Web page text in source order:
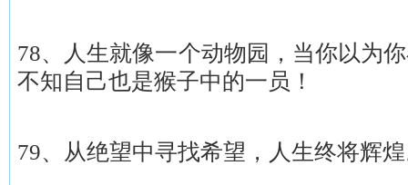
78、人生就像一个动物园，当你以为
不知自己也是猴子中的一员！
79、从绝望中寻找希望，人生终将辉